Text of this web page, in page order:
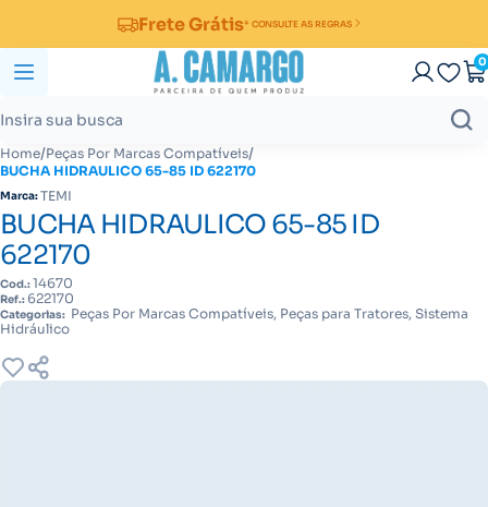
Frete Grátis* CONSULTE AS REGRAS
0
Home/Peças Por Marcas Compatíveis/
BUCHA HIDRAULICO 65-85 ID 622170
Marca:TEMI
BUCHA HIDRAULICO 65-85 ID
622170
Cod.:14670
Ref.: 622170
Categorias: Peças Por Marcas Compatíveis, Peças para Tratores, Sistema
Hidráulico